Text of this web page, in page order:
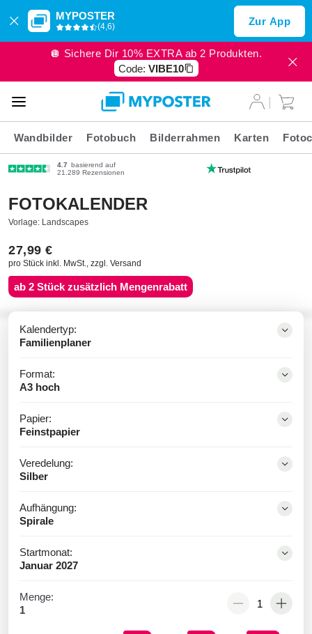
MYPOSTER
(4,6) Zur App
🪩 Sichere Dir 10% EXTRA ab 2 Produkten.
Code: VIBE10
Wandbilder Fotobuch Bilderrahmen Karten
4.7 basierend auf
21.289 Rezensionen
FOTOKALENDER
Vorlage: Landscapes
27,99 €
pro Stück inkl. MwSt., zzgl. Versand
ab 2 Stück zusätzlich Mengenrabatt
Kalendertyp:
Familienplaner
Format:
A3 hoch
Papier:
Feinstpapier
Veredelung:
Silber
Aufhängung:
Spirale
Startmonat:
Januar 2027
Menge:
1